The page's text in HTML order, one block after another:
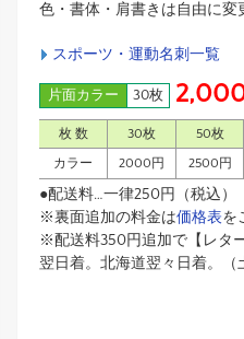
色・書体・肩書きは自由に変
スポーツ・運動名刺一覧
片面カラー 30枚
枚 数 30枚 50枚
カラー 2000円 2500円
●配送料…一律250円（税込）
※裏面追加の料金は価格表を
※配送料350円追加で【レタ
翌日着。北海道翌々日着。（